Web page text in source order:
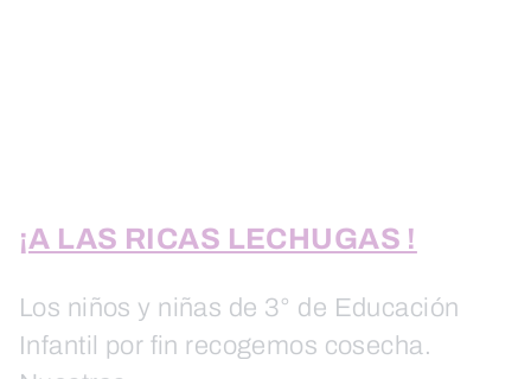
¡A LAS RICAS LECHUGAS !
Los niños y niñas de 3° de Educación
Infantil por fin recogemos cosecha.